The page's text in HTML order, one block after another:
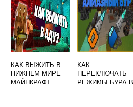
КАК ВЫЖИТЬ В
НИЖНЕМ МИРЕ
МАЙНКРАФТ
КАК
ПЕРЕКЛЮЧАТЬ
РЕЖИМЫ БУРА В